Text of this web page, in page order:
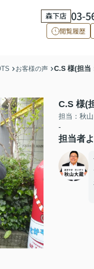
森下店 03-
閲覧履歴
お客様の声 C.S 様(担当
C.S 様(
担当：秋
-
担当者